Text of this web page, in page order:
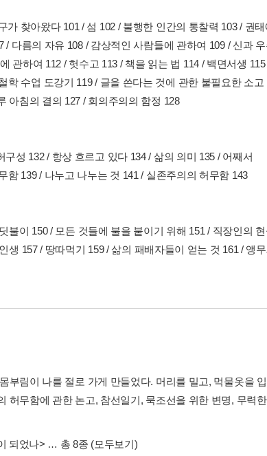
찾아왔다 101 / 섬 102 / 불행한 인간의 통찰력 103 / 권
다름의 자유 108 / 감상적인 사람들에 관하여 109 / 신과
관하여 112 / 헛수고 113 / 책을 읽는 법 114 / 백면서생 115
학 수업 도강기 119 / 글을 쓴다는 것에 관한 불필요한 소고
아침의 결의 127 / 회의주의의 함정 128
성 132 / 항상 흐르고 있다 134 / 삶의 의미 135 / 어째서
함 139 / 나누고 나누는 것 141 / 실존주의의 허무함 143
불이 150 / 모든 것들에 불을 붙이기 위해 151 / 직장인의 현
생 157 / 땅따먹기 159 / 삶의 패배자들이 얻는 것 161 / 앵
부림이 나를 절로 가게 만들었다. 머리를 밀고, 먹물옷을
허무함에 관한 논고, 참선일기, 묵조선을 위한 변명, 무력
되었나> … 총 8종 (모두보기)